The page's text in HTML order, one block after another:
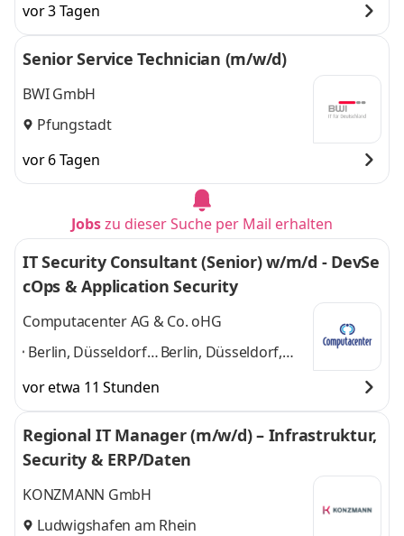
Hamburg, Kerpen,
Köln,
Ludwigshafen,
München,
Nürnberg,
Stuttgart,
Ludwigshafen,
München, Nürnberg,
vor 3 Tagen
Senior Service Technician (m/w/d)
BWI GmbH
Pfungstadt
vor 6 Tagen
Jobszu dieser Suche per Mail erhalten
IT Security Consultant (Senior) w/m/d - DevSe
cOps & Application Security
Computacenter AG & Co. oHG
Berlin, Düsseldorf,
Hamburg,
Hannover, Köln,
Ludwigshafen am
Rhein, München,
Berlin, Düsseldorf,
Köln, Ludwigshafen
am Rhein, München
und 6 weitere
vor etwa 11 Stunden
Regional IT Manager (m/w/d) – Infrastruktur,
Security & ERP/Daten
KONZMANN GmbH
Ludwigshafen am Rhein